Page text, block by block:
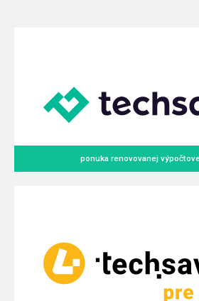
ponuka renovovanej